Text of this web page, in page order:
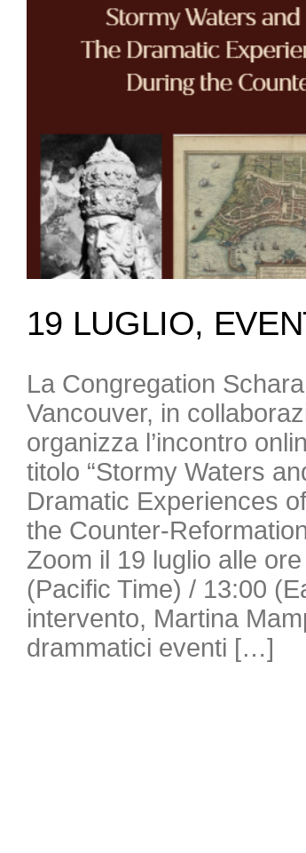
19 LUGLIO,
La Congregation
Vancouver, in
organizza l’incontro
titolo “Stormy Waters
Dramatic Experiences
the Counter-
Zoom il 19 luglio alle
(Pacific Time) / 13:00
intervento, Martina
drammatici eventi […]